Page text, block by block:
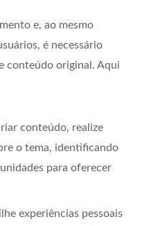
e, ao mesmo
é necessário
conteúdo original. Aqui
conteúdo, realize
o tema, identificando
para oferecer
experiências pessoais